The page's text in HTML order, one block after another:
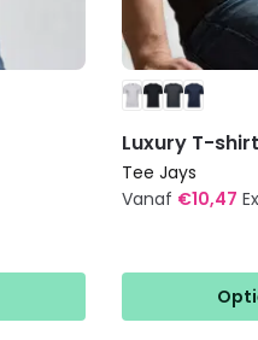
Luxury T-shirt
Tee Jays
Vanaf €10,47
product
meerdere